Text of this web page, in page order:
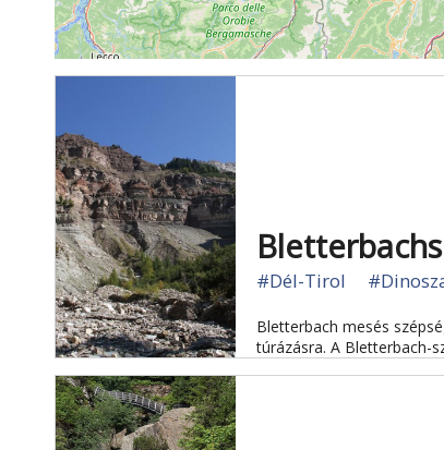
#Dél-Tirol
Bletterbach mesés
túrázásra. A Bletterbach-